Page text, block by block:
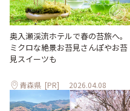
奥入瀬渓流ホテルで春の苔旅へ。
ミクロな絶景お苔見さんぽやお苔
見スイーツも
青森県 [PR] 2026.04.08